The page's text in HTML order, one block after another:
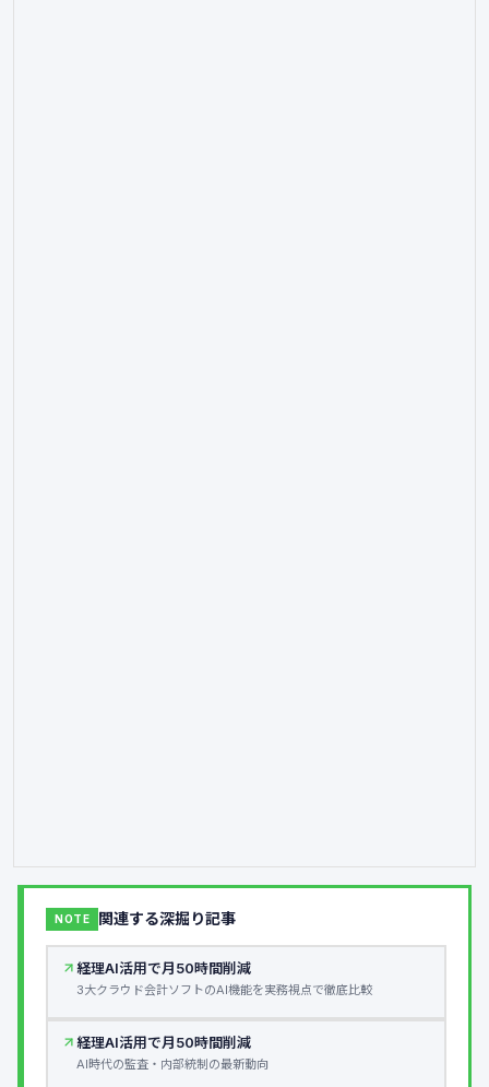
NOTE 関連する深掘り記事
経理AI活用で月50時間削減
3大クラウド会計ソフトのAI機能を実務視点で徹底比較
経理AI活用で月50時間削減
AI時代の監査・内部統制の最新動向